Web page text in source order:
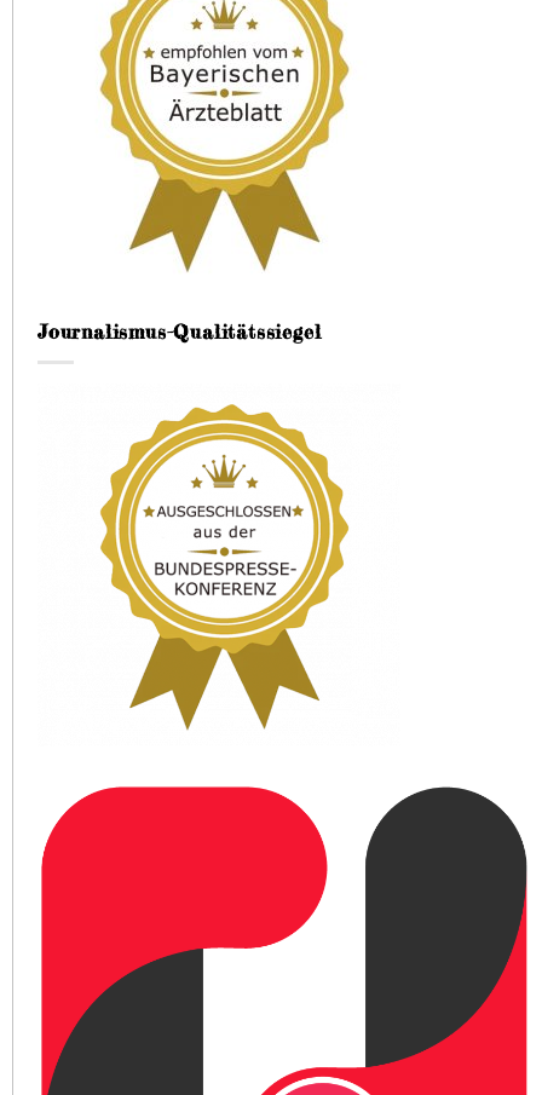
Journalismus-Qualitätssiegel